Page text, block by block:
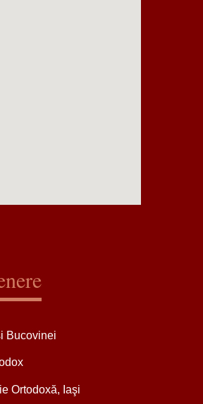
Bucovinei
Ortodoxă, Iaşi